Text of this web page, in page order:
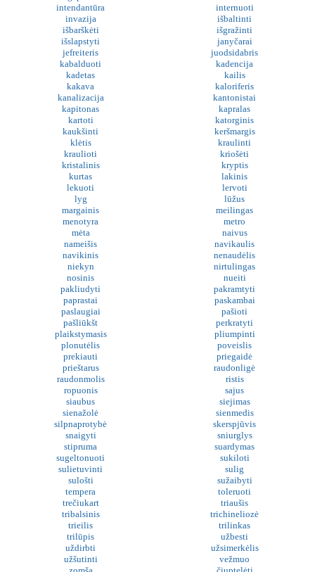
intendantūra
internuoti
invazija
išbaltinti
išbarškėti
išgražinti
išslapstyti
janyčarai
jefreiteris
juodsidabris
kabalduoti
kadencija
kadetas
kailis
kakava
kaloriferis
kanalizacija
kantonistai
kapitonas
kapralas
kartoti
katorginis
kaukšinti
keršmargis
klėtis
kraulinti
kraulioti
kriošėti
kristalinis
kryptis
kurtas
lakinis
lekuoti
lervoti
lyg
lūžus
margainis
meilingas
menotyra
metro
mėta
naivus
nameišis
navikaulis
navikinis
nenaudėlis
niekyn
nirtulingas
nosinis
nueiti
pakliudyti
pakramtyti
paprastai
paskambai
paslaugiai
pašioti
pašliūkšt
perkratyti
plaikstymasis
pliumpinti
plonutėlis
poveislis
prekiauti
priegaidė
prieštarus
raudonligė
raudonmolis
ristis
ropuonis
sajus
siaubus
siejimas
sienažolė
sienmedis
silpnaprotybė
skerspjūvis
snaigyti
sniurglys
stipruma
suardymas
sugeltonuoti
sukiloti
sulietuvinti
sulig
sulošti
sužaibyti
tempera
toleruoti
trečiukart
triaušis
tribalsinis
trichineliozė
trieilis
trilinkas
trilūpis
užbesti
uždirbti
užsimerkėlis
užšutinti
vežmuo